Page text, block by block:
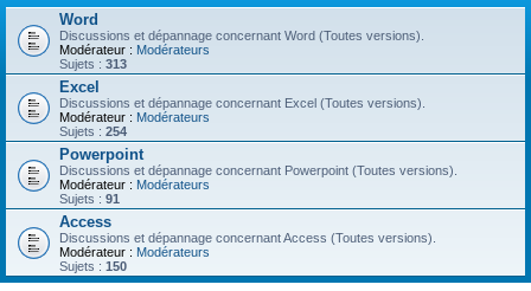
r
Word
Discussions et dépannage concernant Word (Toutes versions).
Modérateur : Modérateurs
Sujets : 313
Excel
Discussions et dépannage concernant Excel (Toutes versions).
Modérateur : Modérateurs
Sujets : 254
Powerpoint
Discussions et dépannage concernant Powerpoint (Toutes versions).
Modérateur : Modérateurs
Sujets : 91
Access
Discussions et dépannage concernant Access (Toutes versions).
Modérateur : Modérateurs
Sujets : 150